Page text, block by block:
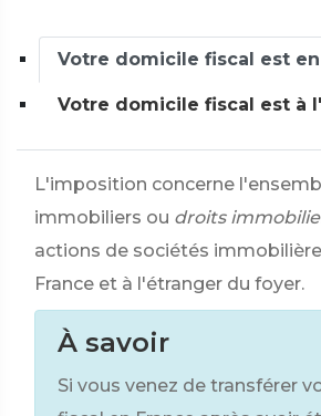
Votre domicile fiscal est en
Votre domicile fiscal est à
L'imposition concerne
immobiliers ou droits
actions de sociétés
France et à l'étranger du foyer.
À savoir
Si vous venez de transférer